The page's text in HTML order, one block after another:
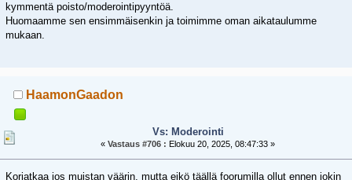
kymmentä poisto/moderointipyyntöä.
Huomaamme sen ensimmäisenkin ja toimimme oman aikataulumme
mukaan.
HaamonGaadon
Vs: Moderointi
«Vastaus #706 : Elokuu 20, 2025, 08:47:33 »
Korjatkaa jos muistan väärin, mutta eikö täällä foorumilla ollut ennen jokin